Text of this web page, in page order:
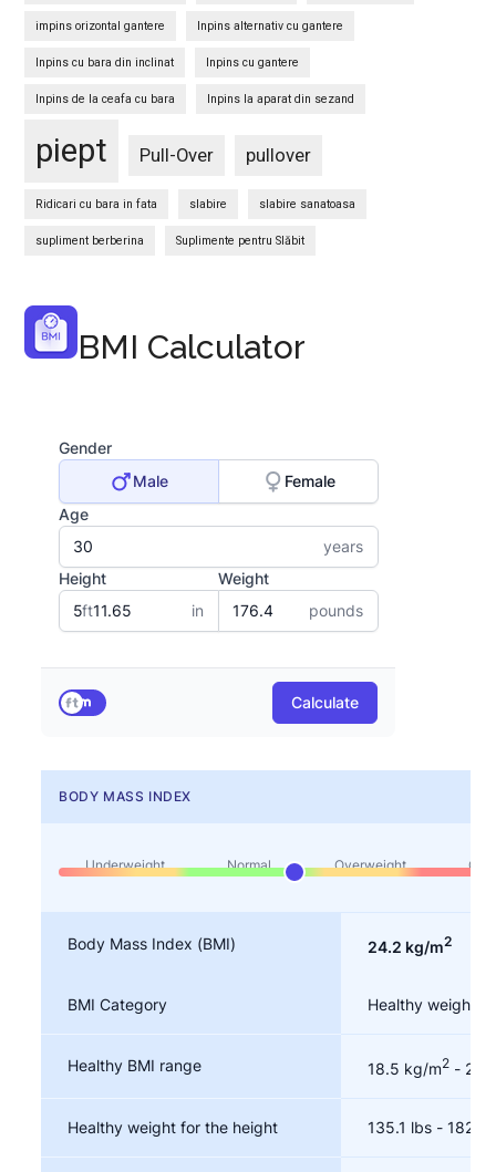
impins orizontal gantere Inpins alternativ cu gantere
Inpins cu bara din inclinat Inpins cu gantere
Inpins de la ceafa cu bara Inpins la aparat din sezand
piept Pull-Over pullover
Ridicari cu bara in fata slabire slabire sanatoasa
supliment berberina Suplimente pentru Slăbit
BMI Calculator